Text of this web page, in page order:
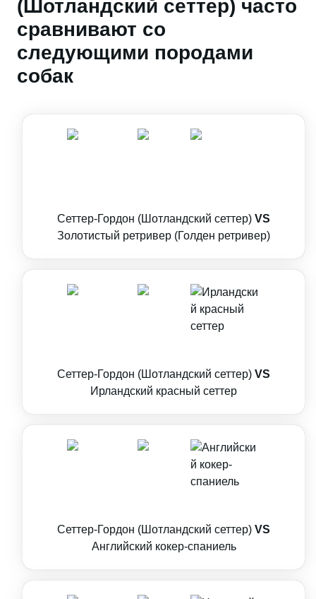
(Шотландский сеттер) часто
сравнивают со
следующими породами
собак
Сеттер-Гордон (Шотландский сеттер) VS
Золотистый ретривер (Голден ретривер)
Сеттер-Гордон (Шотландский сеттер) VS
Ирландский красный сеттер
Сеттер-Гордон (Шотландский сеттер) VS
Английский кокер-спаниель